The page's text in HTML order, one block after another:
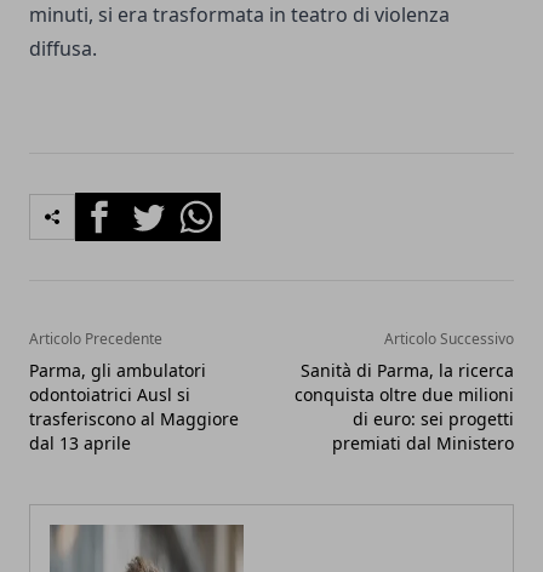
minuti, si era trasformata in teatro di violenza
diffusa.
FacebookTwitterWhatsapp
Articolo Precedente
Parma, gli ambulatori
odontoiatrici Ausl si
trasferiscono al Maggiore
dal 13 aprile
Articolo Successivo
Sanità di Parma, la ricerca
conquista oltre due milioni
di euro: sei progetti
premiati dal Ministero